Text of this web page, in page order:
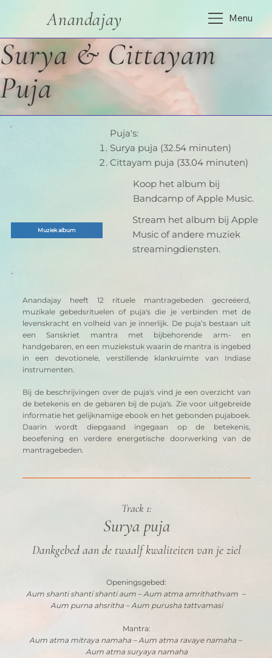
Anandajay Menu
Surya & Cittayam
Puja
Puja's:
Surya puja (32.54 minuten)
Cittayam puja (33.04 minuten)
Koop het album bij
Bandcamp of Apple Music.
Stream het album bij Apple
Music of andere muziek
streamingdiensten.
Muziek album
Anandajay heeft 12 rituele mantragebeden gecreëerd,
muzikale gebedsrituelen of puja's die je verbinden met de
levenskracht en volheid van je innerlijk. De puja’s bestaan uit
een Sanskriet mantra met bijbehorende arm- en
handgebaren, en een muziekstuk waarin de mantra is ingebed
in een devotionele, verstillende klankruimte van Indiase
instrumenten.
Bij de beschrijvingen over de puja's vind je een overzicht van
de betekenis en de gebaren bij de puja's. Zie voor uitgebreide
informatie het gelijknamige ebook en het gebonden pujaboek.
Daarin wordt diepgaand ingegaan op de betekenis,
beoefening en verdere energetische doorwerking van de
mantragebeden.
Track 1:
Surya puja
Dankgebed aan de twaalf kwaliteiten van je ziel
Openingsgebed:
Aum shanti shanti shanti aum – Aum atma amrithathvam  –
Aum purna ahsritha – Aum purusha tattvamasi
Mantra:
Aum atma mitraya namaha – Aum atma ravaye namaha –
Aum atma suryaya namaha